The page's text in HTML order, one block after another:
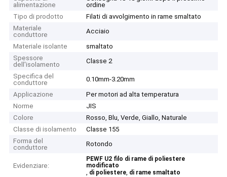
alimentazione
ordine
Tipo di prodotto
Filati di avvolgimento in rame smaltato
Materiale
conduttore
Acciaio
Materiale isolante
smaltato
Spessore
dell'isolamento
Classe 2
Specifica del
conduttore
0.10mm-3.20mm
Applicazione
Per motori ad alta temperatura
Norme
JIS
Colore
Rosso, Blu, Verde, Giallo, Naturale
Classe di isolamento
Classe 155
Forma del
conduttore
Rotondo
Evidenziare:
PEWF U2 filo di rame di poliestere
modificato
, di poliestere, di rame smaltato